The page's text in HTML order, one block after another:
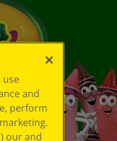
and
perform
our and